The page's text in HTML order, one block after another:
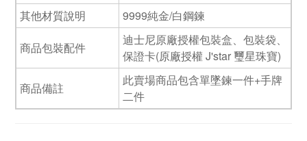
其他材質說明
9999純金/白鋼鍊
商品包裝配件
迪士尼原廠授權包裝盒、包裝袋、
保證卡(原廠授權 J'star 璽星珠寶)
商品備註
此賣場商品包含單墜鍊一件+手牌
二件